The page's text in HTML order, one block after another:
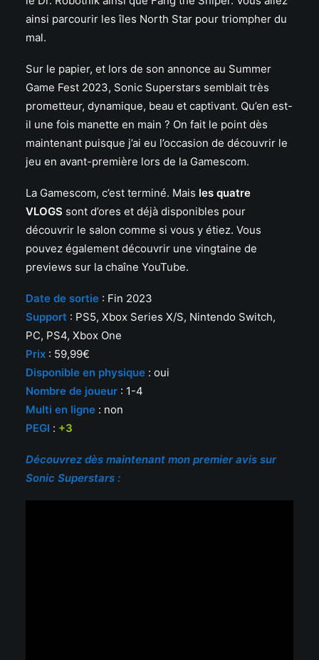
ainsi parcourir les îles North Star pour triompher du
mal.
Sur le papier, et lors de son annonce au Summer
Game Fest 2023, Sonic Superstars semblait très
prometteur, dynamique, beau et captivant. Qu’en est-
il une fois manette en main ? On fait le point dès
maintenant puisque j’ai eu l’occasion de découvrir le
jeu en avant-première lors de la Gamescom.
La Gamescom, c’est terminé. Mais les quatre
VLOGS sont d’ores et déjà disponibles pour
découvrir le salon comme si vous y étiez. Vous
pouvez également découvrir une vingtaine de
previews sur la chaîne YouTube.
Date de sortie : Fin 2023
Support : PS5, Xbox Series X/S, Nintendo Switch,
PC, PS4, Xbox One
Prix : 59,99€
Disponible en physique : oui
Nombre de joueur : 1-4
Multi en ligne : non
PEGI : +3
Découvrez dès maintenant mon premier avis sur
Sonic Superstars :